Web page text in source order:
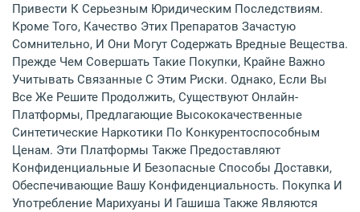
Привести К Серьезным Юридическим Последствиям.
Кроме Того, Качество Этих Препаратов Зачастую
Сомнительно, И Они Могут Содержать Вредные Вещества.
Прежде Чем Совершать Такие Покупки, Крайне Важно
Учитывать Связанные С Этим Риски. Однако, Если Вы
Все Же Решите Продолжить, Существуют Онлайн-
Платформы, Предлагающие Высококачественные
Синтетические Наркотики По Конкурентоспособным
Ценам. Эти Платформы Также Предоставляют
Конфиденциальные И Безопасные Способы Доставки,
Обеспечивающие Вашу Конфиденциальность. Покупка И
Употребление Марихуаны И Гашиша Также Являются